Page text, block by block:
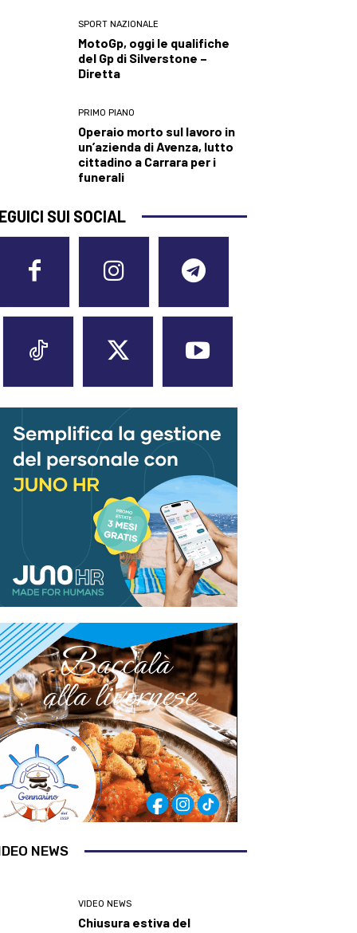
SPORT NAZIONALE
MotoGp, oggi le qualifiche
del Gp di Silverstone –
Diretta
PRIMO PIANO
Operaio morto sul lavoro in
un’azienda di Avenza, lutto
cittadino a Carrara per i
funerali
SUI SOCIAL
NEWS
VIDEO NEWS
Chiusura estiva del